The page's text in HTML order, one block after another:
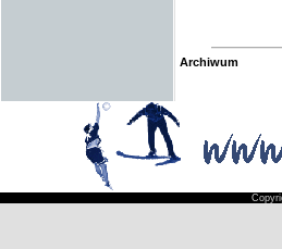
Archiwum